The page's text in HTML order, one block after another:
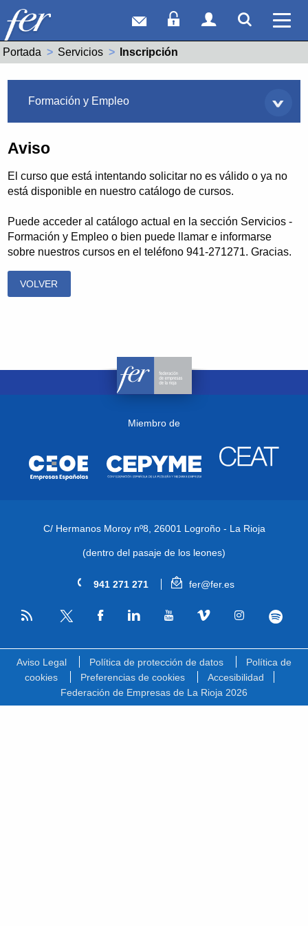
Correo webAcceso Socios
Acceso
Portada Servicios Actual:
Inscripción
Formación y Empleo
Aviso
El curso que está intentando solicitar no es válido o ya no
está disponible en nuestro catálogo de cursos.
Puede acceder al catálogo actual en la sección Servicios -
Formación y Empleo o bien puede llamar e informarse
sobre nuestros cursos en el teléfono 941-271271. Gracias.
VOLVER
Miembro de
C/ Hermanos Moroy nº8, 26001 Logroño - La Rioja
(dentro del pasaje de los leones)
941 271 271 fer@fer.es
RSS
Aviso Legal Política de protección de datos
Política de
cookies
Preferencias de cookies
Accesibilidad
Federación de Empresas de La Rioja 2026